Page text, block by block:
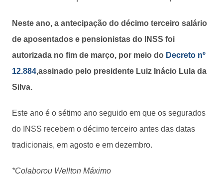
Neste ano, a antecipação do décimo terceiro salário
de aposentados e pensionistas do INSS foi
autorizada no fim de março, por meio do Decreto nº
12.884,assinado pelo presidente Luiz Inácio Lula da
Silva.
Este ano é o sétimo ano seguido em que os segurados
do INSS recebem o décimo terceiro antes das datas
tradicionais, em agosto e em dezembro.
*Colaborou Wellton Máximo